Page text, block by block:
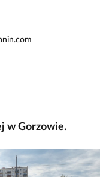
w Gorzowie.